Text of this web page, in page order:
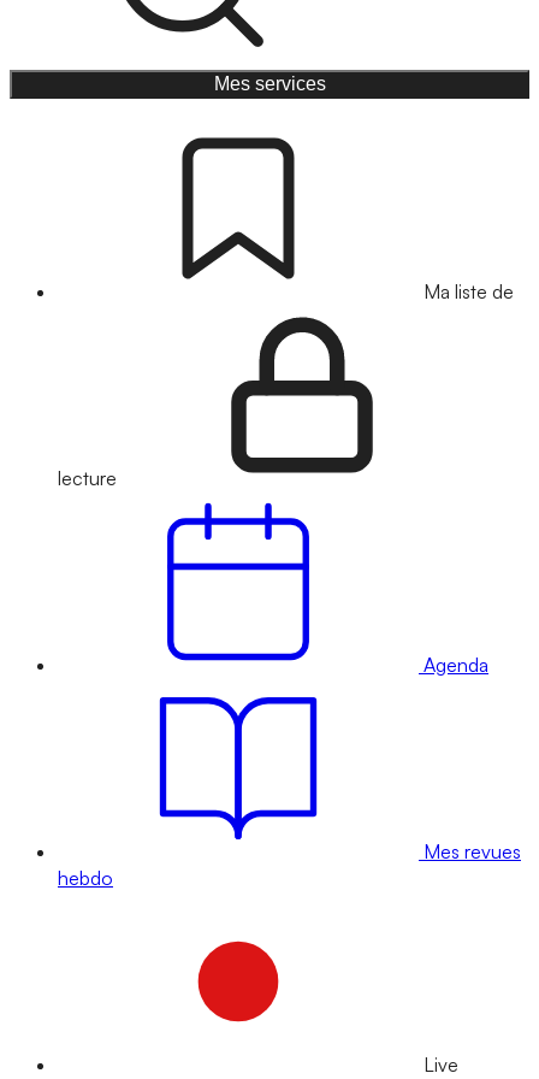
Mes services
Ma liste de
lecture
Agenda
Mes revues
hebdo
Live